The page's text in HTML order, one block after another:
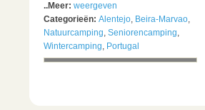
..Meer: weergeven
Categorieën: Alentejo, Beira-Marvao,
Natuurcamping, Seniorencamping,
Wintercamping, Portugal